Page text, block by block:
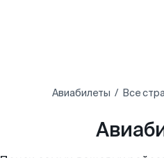
Авиабилеты Все